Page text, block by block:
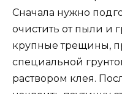
Сначала нужно
очистить от пыли и
крупные трещины,
специальной
раствором клея.